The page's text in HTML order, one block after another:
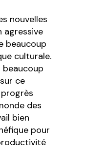
nouvelles
agressive
beaucoup
culturale.
beaucoup
ce
des
bien
pour